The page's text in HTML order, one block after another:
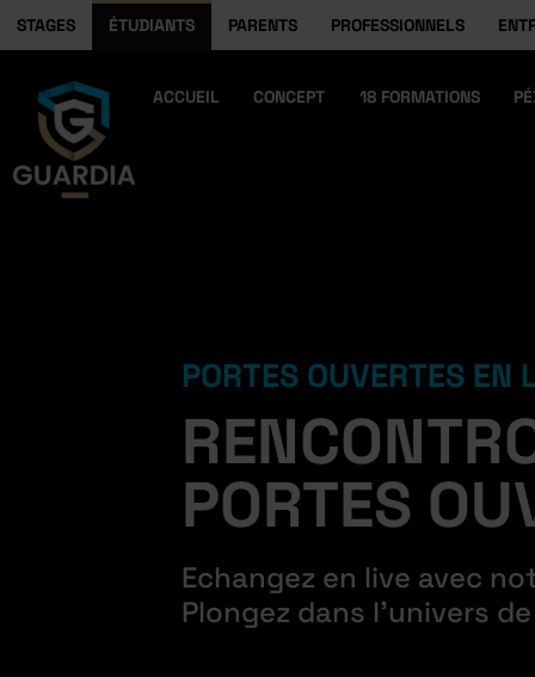
STAGES ÉTUDIANTS PARENTS PROFESSIONNELS
ACCUEIL CONCEPT 18 FORMATIONS
PORTES OUVERTES EN
PORTES
Echangez en live avec
Plongez dans l’univers